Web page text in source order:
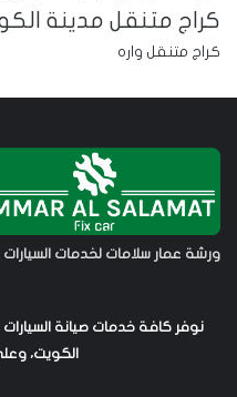
كراج متنقل مدينة
كراج متنقل واره
ورشة عمار سلامات لخدمات السيارات
نوفر كافة خدمات صيانة
الكويت، وعلى